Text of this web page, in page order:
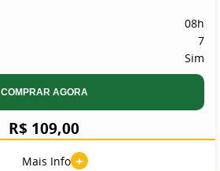
08h
7
Sim
COMPRAR AGORA
R$ 109,00
Mais Info +